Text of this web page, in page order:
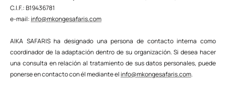
C.I.F.: B19436781
e-mail: info@mkongesafaris.com
AIKA SAFARIS ha designado una persona de contacto interna como
coordinador de la adaptación dentro de su organización. Si desea hacer
una consulta en relación al tratamiento de sus datos personales, puede
ponerse en contacto con él mediante el info@mkongesafaris.com.